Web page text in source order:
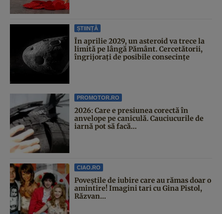
ȘTIINȚĂ
În aprilie 2029, un asteroid va trece la
limită pe lângă Pământ. Cercetătorii,
îngrijorați de posibile consecințe
PROMOTOR.RO
2026: Care e presiunea corectă în
anvelope pe caniculă. Cauciucurile de
iarnă pot să facă...
CIAO.RO
Poveştile de iubire care au rămas doar o
amintire! Imagini tari cu Gina Pistol,
Răzvan...